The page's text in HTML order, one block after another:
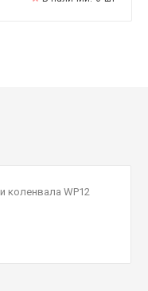
коленвала WP12